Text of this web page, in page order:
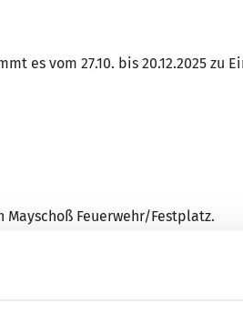
es vom 27.10. bis 20.12.2025 zu
Mayschoß Feuerwehr/Festplatz.
13.34 Uhr und um 15.42 Uhr an
Laach und Reimerzhoven können